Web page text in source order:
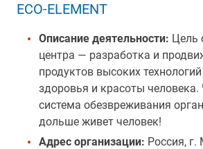
ECO-ELEMENT
Описание деятельности: Цель
центра — разработка и
продуктов высоких
здоровья и красоты
система обезвреживания
дольше живет человек!
Адрес организации: Россия, г.